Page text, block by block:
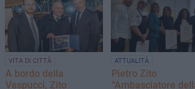
VITA DI CITTÀ
A bordo della
Vespucci, Zito
ATTUALITÀ
Pietro Zito
“Ambasciatore